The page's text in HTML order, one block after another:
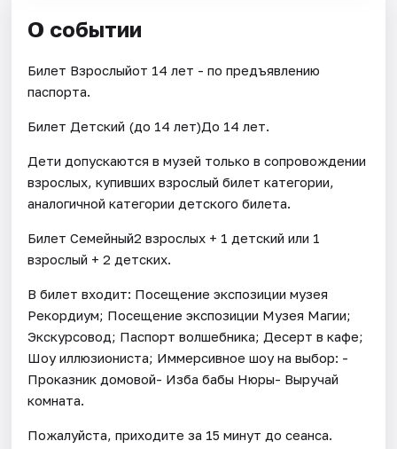
О событии
Билет Взрослыйот 14 лет - по предъявлению
паспорта.
Билет Детский (до 14 лет)До 14 лет.
Дети допускаются в музей только в сопровождении
взрослых, купивших взрослый билет категории,
аналогичной категории детского билета.
Билет Семейный2 взрослых + 1 детский или 1
взрослый + 2 детских.
В билет входит: Посещение экспозиции музея
Рекордиум; Посещение экспозиции Музея Магии;
Экскурсовод; Паспорт волшебника; Десерт в кафе;
Шоу иллюзиониста; Иммерсивное шоу на выбор: -
Проказник домовой- Изба бабы Нюры- Выручай
комната.
Пожалуйста, приходите за 15 минут до сеанса.